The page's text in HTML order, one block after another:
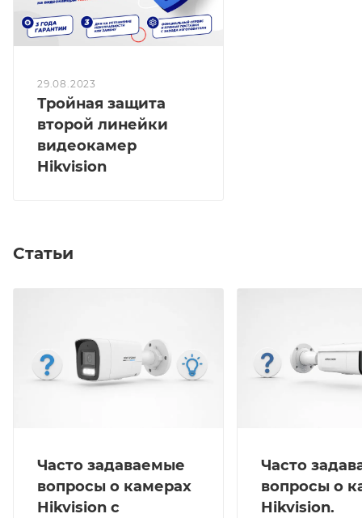
29.08.2023
Тройная защита
второй линейки
видеокамер
Hikvision
Статьи
Часто задаваемые
вопросы о камерах
Hikvision с
Часто
вопросы о
Hikvision.